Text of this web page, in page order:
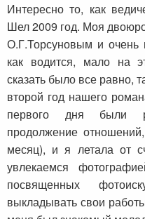
Интересно то, как
Шел 2009 год. Моя
О.Г.Торсуновым и очень
как водится, мало на
сказать было все равно,
второй год нашего
первого дня были
продолжение
месяц), и я летала от
увлекаемся
посвященных
выкладывать свои